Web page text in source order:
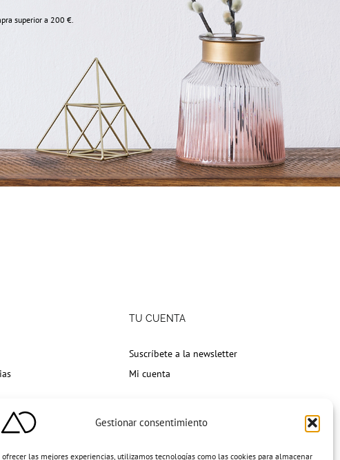
Gestionar consentimiento
ofrecer las mejores experiencias, utilizamos tecnologías como las cookies para almacenar
superior a 200 €.
TU CUENTA
Suscríbete a la newsletter
Mi cuenta